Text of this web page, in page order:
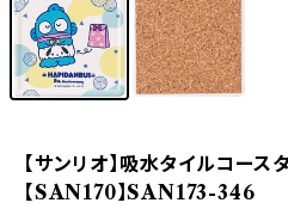
【サンリオ】吸水タイルコース
【SAN170】SAN173-346